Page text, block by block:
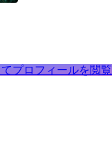
プロフィールを閲覧